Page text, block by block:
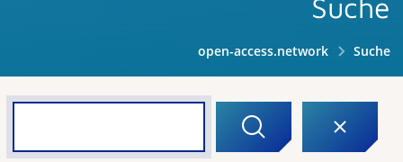
Suche
open-access.network Suche